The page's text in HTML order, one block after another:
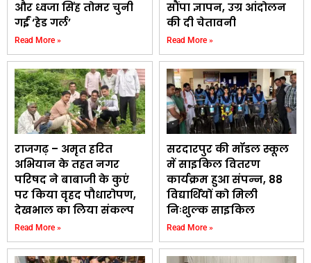
और ध्वजा सिंह तोमर चुनी
गईं ‘हेड गर्ल’
Read More »
सौंपा ज्ञापन, उग्र आंदोलन
की दी चेतावनी
Read More »
राजगढ़ – अमृत हरित
अभियान के तहत नगर
परिषद ने बाबाजी के कुएं
पर किया वृहद पौधारोपण,
देखभाल का लिया संकल्प
Read More »
सरदारपुर की मॉडल स्कूल
में साइकिल वितरण
कार्यक्रम हुआ संपन्न, 88
विद्यार्थियों को मिली
निःशुल्क साइकिल
Read More »